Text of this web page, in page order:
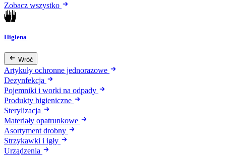
Zobacz wszystko
Higiena
Wróć
Artykuły ochronne jednorazowe
Dezynfekcja
Pojemniki i worki na odpady
Produkty higieniczne
Sterylizacja
Materiały opatrunkowe
Asortyment drobny
Strzykawki i igły
Urządzenia